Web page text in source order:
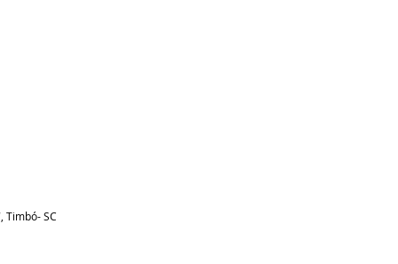
Timbó- SC